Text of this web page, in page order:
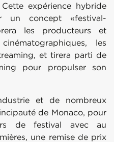
expérience hybride
un concept «festival-
les producteurs et
les
et tirera parti de
pour propulser son
et de nombreux
de Monaco, pour
de festival avec au
une remise de prix